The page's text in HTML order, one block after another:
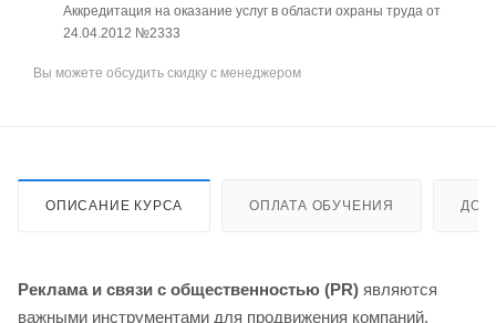
Аккредитация на оказание услуг в области охраны труда от
24.04.2012 №2333
Вы можете обсудить скидку с менеджером
ОПИСАНИЕ КУРСА ОПЛАТА ОБУЧЕНИЯ
Реклама и связи с общественностью (PR) являются
важными инструментами для продвижения компаний,